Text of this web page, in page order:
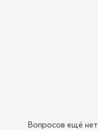
Вопросов ещё нет